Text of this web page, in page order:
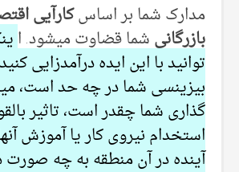
مدارک شما بر اساسکارآیی
بازرگانیشما قضاوت میشود. ا
توانید با این ایده درآمدزایی
بیزینسی شما در چه حد است،
گذاری شما چقدر است، تاثیر
استخدام نیروی کار یا آموزش
آینده در آن‌ منطقه به چه